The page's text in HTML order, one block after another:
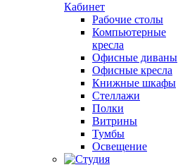
Кабинет
Рабочие столы
Компьютерные
кресла
Офисные диваны
Офисные кресла
Книжные шкафы
Стеллажи
Полки
Витрины
Тумбы
Освещение